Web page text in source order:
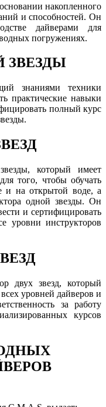
накопленного
и способностей. Он
дайверами для
погружениях.
ЗВЕЗДЫ
знаниями техники
практические навыки
полный курс
который имеет
того, чтобы обучать
и на открытой воде, а
одной звезды. Он
и сертифицировать
уровни инструкторов
двух звезд, который
уровней дайверов и
за работу
курсов